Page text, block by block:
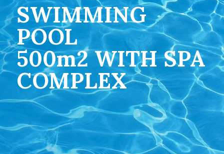
SWIMMING
POOL
500m2 WITH SPA
COMPLEX